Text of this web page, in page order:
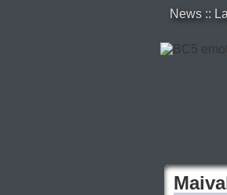
News ::